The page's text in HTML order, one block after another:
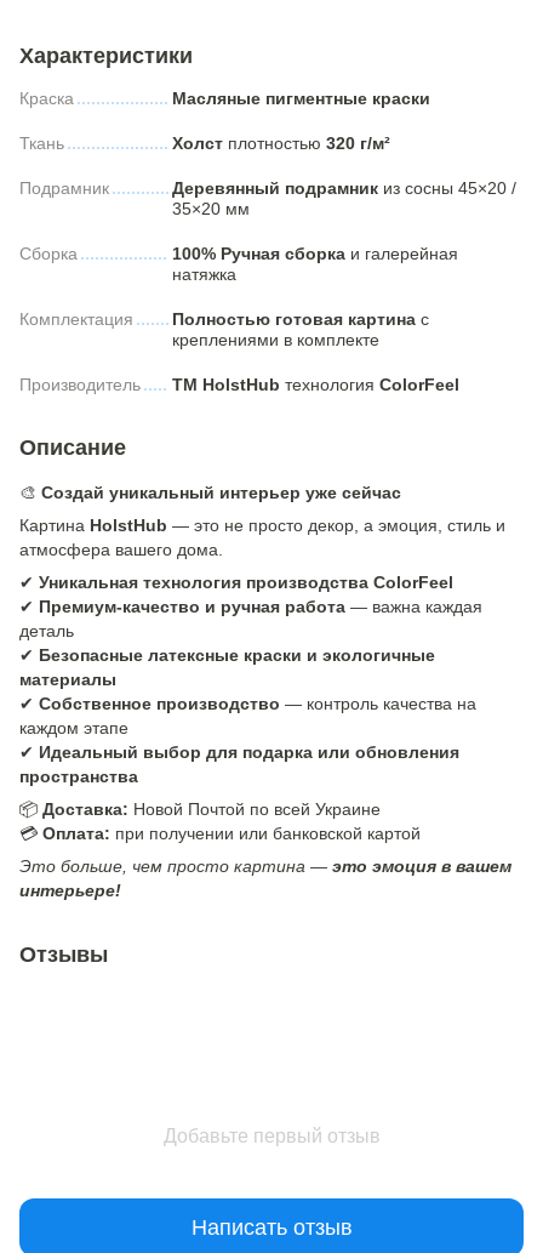
Характеристики
Краска Масляные пигментные краски
Ткань Холст плотностью 320 г/м²
Подрамник Деревянный подрамник из сосны 45×20 /
35×20 мм
Сборка 100% Ручная сборка и галерейная
натяжка
Комплектация Полностью готовая картина с
креплениями в комплекте
Производитель ТМ HolstHub технология ColorFeel
Описание
🎨 Создай уникальный интерьер уже сейчас
Картина HolstHub — это не просто декор, а эмоция, стиль и
атмосфера вашего дома.
✔ Уникальная технология производства ColorFeel
✔ Премиум-качество и ручная работа — важна каждая
деталь
✔ Безопасные латексные краски и экологичные
материалы
✔ Собственное производство — контроль качества на
каждом этапе
✔ Идеальный выбор для подарка или обновления
пространства
📦 Доставка: Новой Почтой по всей Украине
💳 Оплата: при получении или банковской картой
Это больше, чем просто картина — это эмоция в вашем
интерьере!
Отзывы
Добавьте первый отзыв
Написать отзыв